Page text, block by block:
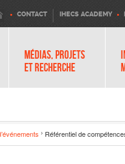
CONTACT IHECS ACADEMY
MÉDIAS, PROJETS
ET RECHERCHE
Référentiel de